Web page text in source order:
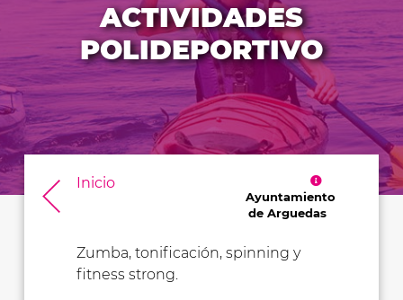
ACTIVIDADES
POLIDEPORTIVO
Inicio
Ayuntamiento
de Arguedas
Zumba, tonificación, spinning y
fitness strong.